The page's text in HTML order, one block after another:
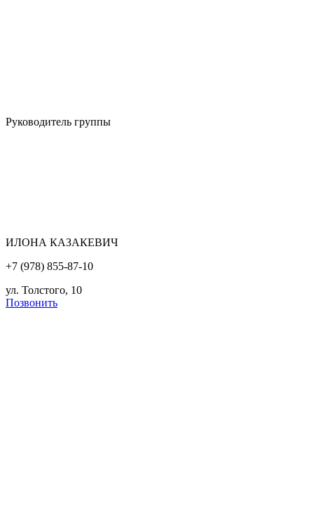
Руководитель группы
ИЛОНА КАЗАКЕВИЧ
+7 (978) 855-87-10
ул. Толстого, 10
Позвонить